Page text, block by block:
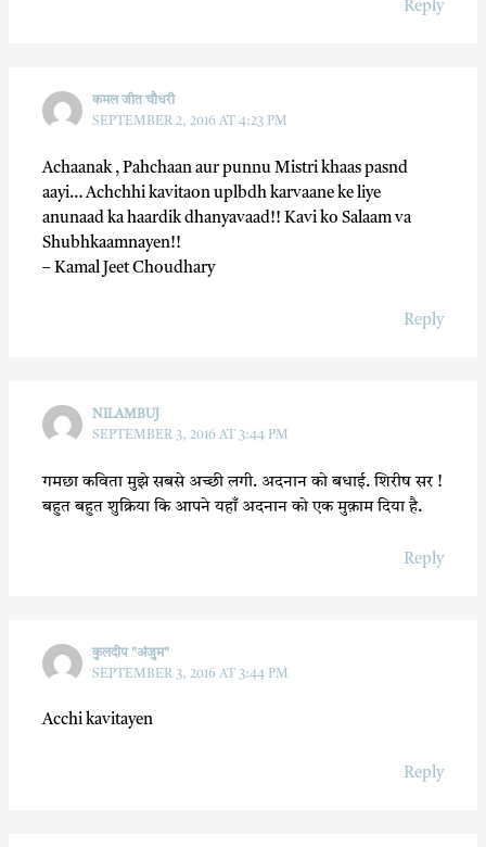
Reply
कमल जीत चौधरी
SEPTEMBER 2, 2016 AT 4:23 PM
Achaanak , Pahchaan aur punnu Mistri khaas pasnd
aayi… Achchhi kavitaon uplbdh karvaane ke liye
anunaad ka haardik dhanyavaad!! Kavi ko Salaam va
Shubhkaamnayen!!
– Kamal Jeet Choudhary
Reply
NILAMBUJ
SEPTEMBER 3, 2016 AT 3:44 PM
गमछा कविता मुझे सबसे अच्छी लगी. अदनान को बधाई. शिरीष सर !
बहुत बहुत शुक्रिया कि आपने यहाँ अदनान को एक मुक़ाम दिया है.
Reply
कुलदीप "अंजुम"
SEPTEMBER 3, 2016 AT 3:44 PM
Acchi kavitayen
Reply